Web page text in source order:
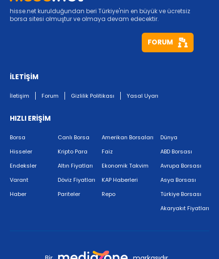
hisse.net kurulduğundan beri Türkiye'nin en büyük ve ücretsiz
borsa sitesi olmuştur ve olmaya devam edecektir.
FORUM
İLETİŞİM
İletişim Forum Gizlilik Politikası Yasal Uyarı
HIZLI ERİŞİM
Borsa
Hisseler
Endeksler
Varant
Haber
Canlı Borsa
Kripto Para
Altın Fiyatları
Döviz Fiyatları
Pariteler
Amerikan Borsaları
Faiz
Ekonomik Takvim
KAP Haberleri
Repo
Dünya
ABD Borsası
Avrupa Borsası
Asya Borsası
Türkiye Borsası
Akaryakıt Fiyatları